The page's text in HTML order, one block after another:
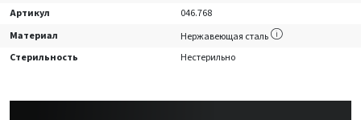
Артикул
046.768
Материал
Нержавеющая сталь
Стерильность
Нестерильно